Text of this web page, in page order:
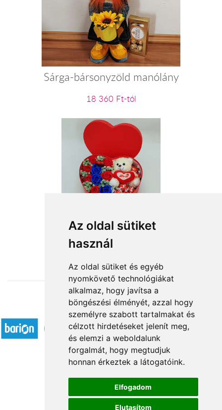
Az oldal sütiket
használ
Az oldal sütiket és egyéb
nyomkövető technológiákat
alkalmaz, hogy javítsa a
böngészési élményét, azzal hogy
személyre szabott tartalmakat és
célzott hirdetéseket jelenít meg,
és elemzi a weboldalunk
forgalmát, hogy megtudjuk
honnan érkeztek a látogatóink.
Elfogadom
Elutasítom
Sárga-bársonyzöld manólány
18 360 Ft-tól
Szívemből szeretettel
15 840 Ft-tól
Elfogadott fizetési módok
Á.SZ.F.
Impresszum